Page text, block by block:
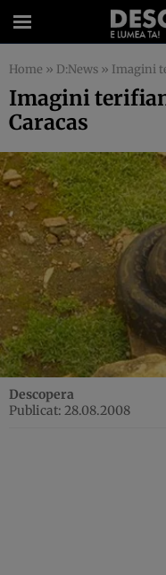
Home » D:News » Imagini
Imagini
Caracas
Descopera
Publicat: 28.08.2008